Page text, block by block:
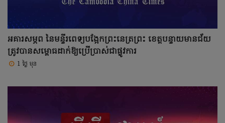
អគារសម្ភព នៃមន្ទីរពេទ្យបង្អែកព្រះនេត្រព្រះ ខេត្តបន្ទាយមានជ័យ
ត្រូវបានសម្ពោធដាក់ឱ្យប្រើប្រាស់ជាផ្លូវការ
1 ថ្ងៃ មុន